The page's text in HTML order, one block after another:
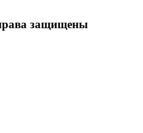
защищены